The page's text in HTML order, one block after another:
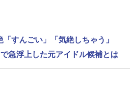
すんごい」「気絶しちゃう」
急浮上した元アイドル候補とは